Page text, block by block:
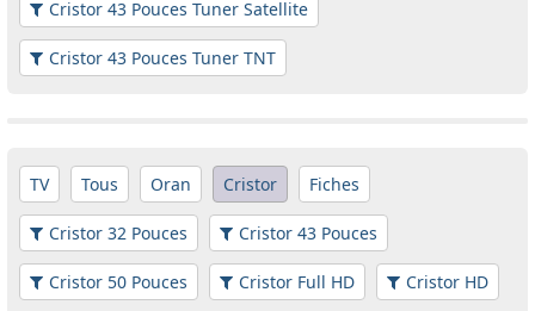
Cristor 43 Pouces Tuner Satellite
Cristor 43 Pouces Tuner TNT
TV Tous Oran Cristor Fiches
Cristor 32 Pouces Cristor 43 Pouces
Cristor 50 Pouces Cristor Full HD Cristor HD